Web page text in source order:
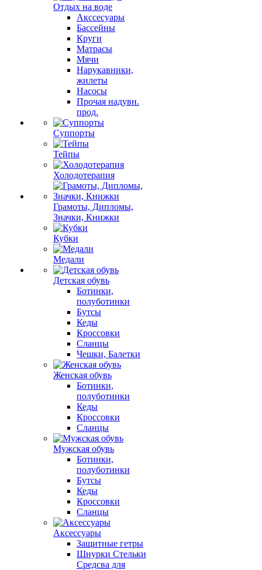
Отдых на воде
Акссесуары
Бассейны
Круги
Матрасы
Мячи
Нарукавники,
жилеты
Насосы
Прочая надувн.
прод.
Суппорты
Тейпы
Холодотерапия
Грамоты, Дипломы,
Значки, Книжки
Кубки
Медали
Детская обувь
Ботинки,
полуботинки
Бутсы
Кеды
Кроссовки
Сланцы
Чешки, Балетки
Женская обувь
Ботинки,
полуботинки
Кеды
Кроссовки
Сланцы
Мужская обувь
Ботинки,
полуботинки
Бутсы
Кеды
Кроссовки
Сланцы
Аксессуары
Защитные гетры
Шнурки Стельки
Средсва для